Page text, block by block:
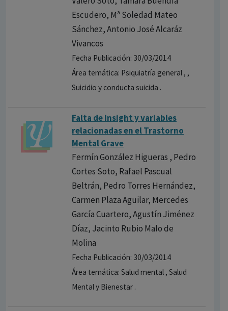
Escudero, Mª Soledad Mateo
Sánchez, Antonio José Alcaráz
Vivancos
Fecha Publicación: 30/03/2014
Área temática: Psiquiatría general , ,
Suicidio y conducta suicida .
Falta de Insight y variables
relacionadas en el Trastorno
Mental Grave
Fermín González Higueras , Pedro
Cortes Soto, Rafael Pascual
Beltrán, Pedro Torres Hernández,
Carmen Plaza Aguilar, Mercedes
García Cuartero, Agustín Jiménez
Díaz, Jacinto Rubio Malo de
Molina
Fecha Publicación: 30/03/2014
Área temática: Salud mental , Salud
Mental y Bienestar .